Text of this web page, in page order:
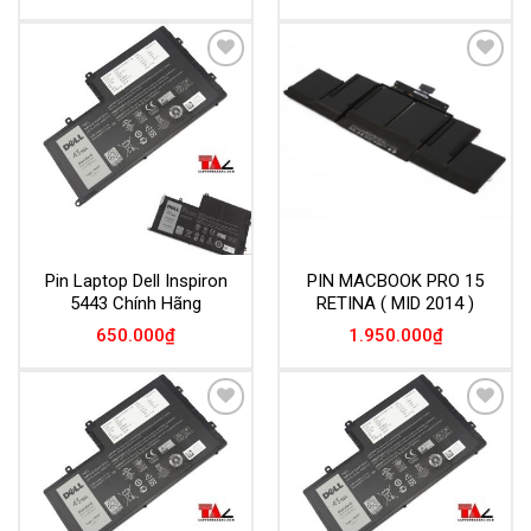
Add to
Wishlist
Pin Laptop Dell Inspiron
5443 Chính Hãng
650.000₫
PIN MACBOOK PRO 15
RETINA ( MID 2014 )
1.950.000₫
Add to
Wishlist
Add to
Wishlist